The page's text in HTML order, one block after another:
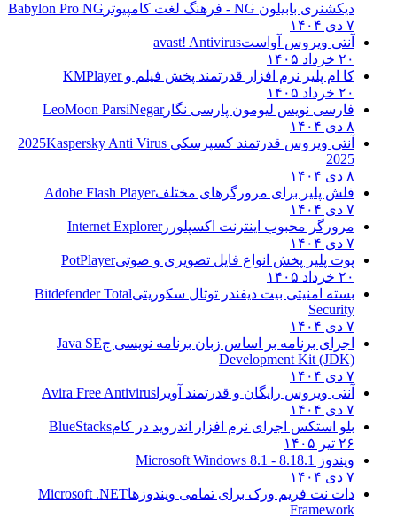
دیکشنری بابیلون NG - فرهنگ لغت کامپیوتر
Babylon Pro NG
۷ دی ۱۴۰۴
آنتی ویروس آواستavast! Antivirus
۲۰ خرداد ۱۴۰۵
کا ام پلیر نرم افزار قدرتمند پخش فیلم وKMPlayer
۲۰ خرداد ۱۴۰۵
فارسی نویس لیومون پارسی نگارLeoMoon ParsiNegar
۸ دی ۱۴۰۴
آنتی ویروس قدرتمند کسپرسکی 2025 Kaspersky Anti Virus
2025
۸ دی ۱۴۰۴
فلش پلیر برای مرورگرهای مختلفAdobe Flash Player
۷ دی ۱۴۰۴
مرورگر محبوب اینترنت اکسپلوررInternet Explorer
۷ دی ۱۴۰۴
پوت پلیر پخش انواع فایل تصویری و صوتیPotPlayer
۲۰ خرداد ۱۴۰۵
بسته امنیتی بیت دیفندر توتال سکوریتیBitdefender Total
Security
۷ دی ۱۴۰۴
اجرای برنامه بر اساس زبان برنامه نویسی جJava SE
Development Kit (JDK)
۷ دی ۱۴۰۴
آنتی ویروس رایگان و قدرتمند آویرا Avira Free Antivirus
۷ دی ۱۴۰۴
بلو استکس اجرای نرم افزار اندروید در کامBlueStacks
۲۶ تیر ۱۴۰۵
ویندوز 8.1
8.1 - Microsoft Windows 8.1
۷ دی ۱۴۰۴
دات نت فریم ورک برای تمامی ویندوزهاMicrosoft .NET
Framework